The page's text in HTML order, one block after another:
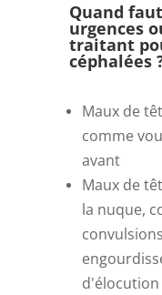
Quand
urgences
traitant
céphalées
Maux de
comme
avant
Maux de
la nuque,
d'élocution